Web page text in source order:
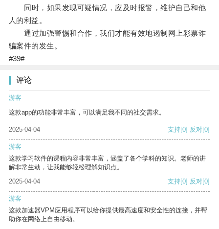
同时，如果发现可疑情况，应及时报警，维护自己和他
人的利益。
通过加强警惕和合作，我们才能有效地遏制网上彩票诈
骗案件的发生。
#39#
评论
游客
这款app的功能非常丰富，可以满足我不同的社交需求。
2025-04-04 支持[0] 反对[0]
游客
这款学习软件的课程内容非常丰富，涵盖了各个学科的知识。老师的讲
解非常生动，让我能够轻松理解知识点。
2025-04-04
支持[0] 反对[0]
游客
这款加速器VPM应用程序可以给你提供最高速度和安全性的连接，并帮
助你在网络上自由移动。